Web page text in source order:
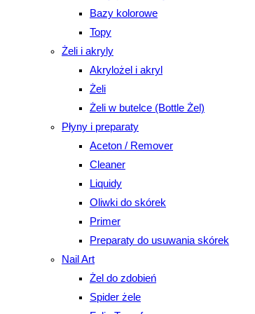
Bazy kolorowe
Topy
Żeli i akryly
Akrylożel i akryl
Żeli
Żeli w butelce (Bottle Żel)
Płyny i preparaty
Aceton / Remover
Cleaner
Liquidy
Oliwki do skórek
Primer
Preparaty do usuwania skórek
Nail Art
Żel do zdobień
Spider żele